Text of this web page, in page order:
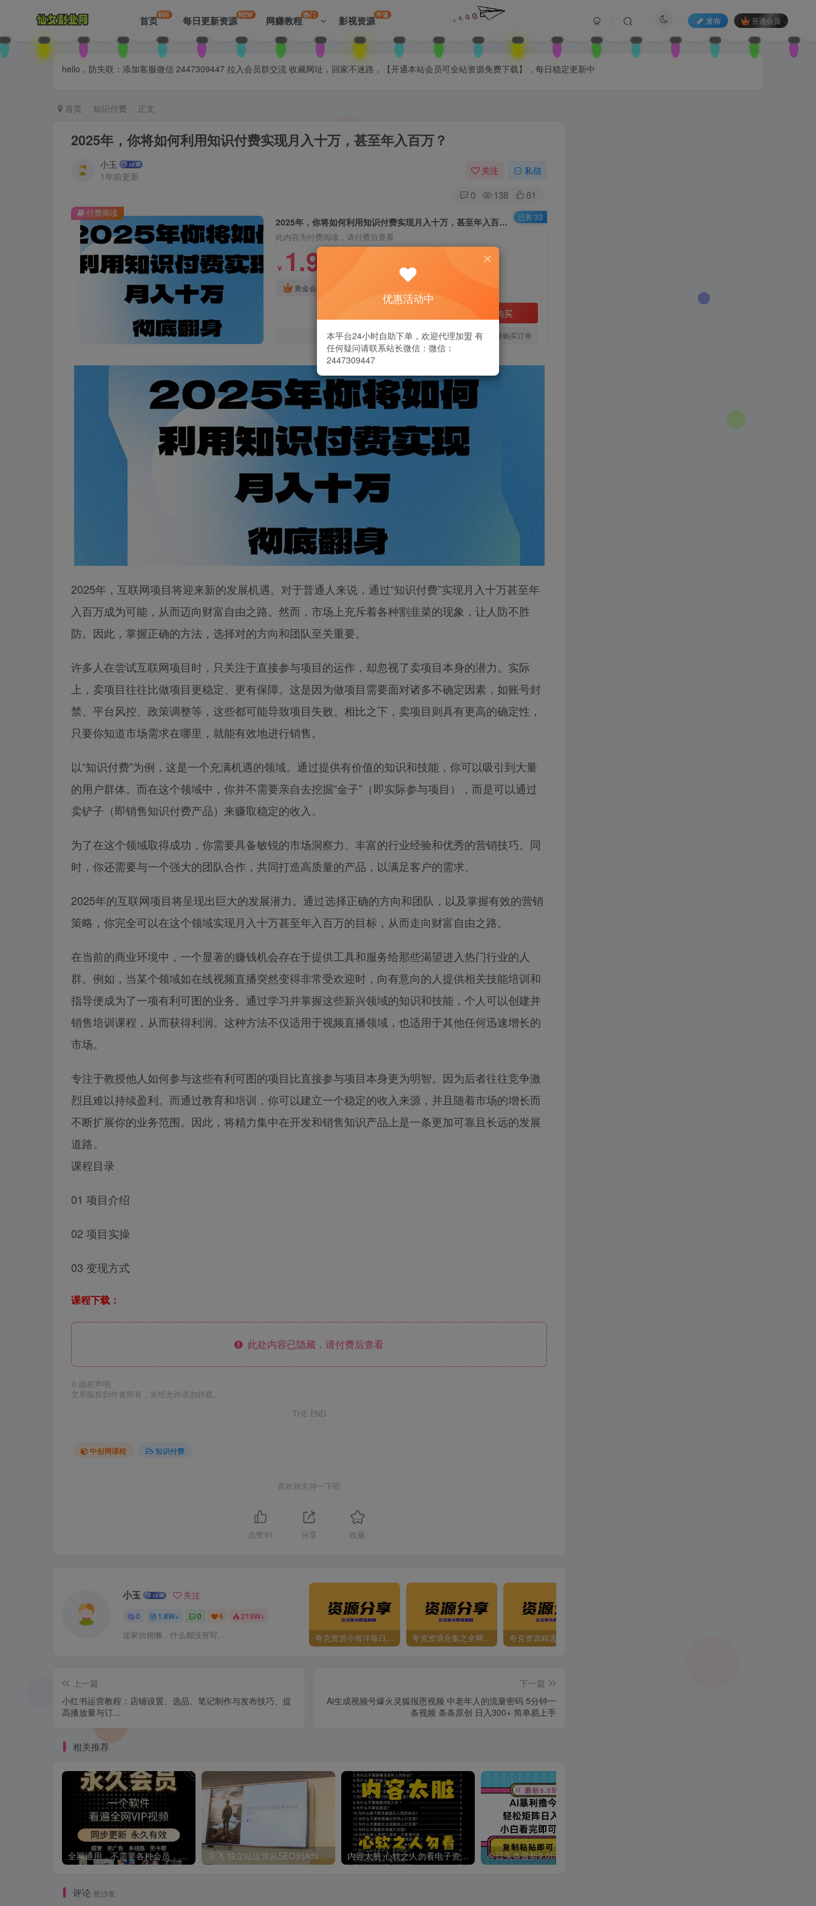
首页666 每日更新资源NEW 网赚教程热门 影视资源牛逼
发布 开通会员
hello，防失联：添加客服微信 2447309447 拉入会员群交流 收藏网址，回家不迷路，【开通本站会员可全站资源免费下载】，每日稳定更新中
首页 知识付费 正文
2025年，你将如何利用知识付费实现月入十万，甚至年入百万？
小玉
1年前更新
关注 私信
0 138 61
2025年，你将如何利用知识付费实现月入十万，甚至年入百万？
此内容为付费阅读，请付费后查看
￥ 1.99
黄金会员
立即购买
您当前未登录！建议登陆后购买，可保存购买订单
付费阅读 已售 33
2025年，互联网项目将迎来新的发展机遇。对于普通人来说，通过“知识付费”实现月入十万甚至年
入百万成为可能，从而迈向财富自由之路。然而，市场上充斥着各种割韭菜的现象，让人防不胜
防。因此，掌握正确的方法，选择对的方向和团队至关重要。
许多人在尝试互联网项目时，只关注于直接参与项目的运作，却忽视了卖项目本身的潜力。实际
上，卖项目往往比做项目更稳定、更有保障。这是因为做项目需要面对诸多不确定因素，如账号封
禁、平台风控、政策调整等，这些都可能导致项目失败。相比之下，卖项目则具有更高的确定性，
只要你知道市场需求在哪里，就能有效地进行销售。
以“知识付费”为例，这是一个充满机遇的领域。通过提供有价值的知识和技能，你可以吸引到大量
的用户群体。而在这个领域中，你并不需要亲自去挖掘“金子”（即实际参与项目），而是可以通过
卖铲子（即销售知识付费产品）来赚取稳定的收入。
为了在这个领域取得成功，你需要具备敏锐的市场洞察力、丰富的行业经验和优秀的营销技巧。同
时，你还需要与一个强大的团队合作，共同打造高质量的产品，以满足客户的需求。
2025年的互联网项目将呈现出巨大的发展潜力。通过选择正确的方向和团队，以及掌握有效的营销
策略，你完全可以在这个领域实现月入十万甚至年入百万的目标，从而走向财富自由之路。
在当前的商业环境中，一个显著的赚钱机会存在于提供工具和服务给那些渴望进入热门行业的人
群。例如，当某个领域如在线视频直播突然变得非常受欢迎时，向有意向的人提供相关技能培训和
指导便成为了一项有利可图的业务。通过学习并掌握这些新兴领域的知识和技能，个人可以创建并
销售培训课程，从而获得利润。这种方法不仅适用于视频直播领域，也适用于其他任何迅速增长的
市场。
专注于教授他人如何参与这些有利可图的项目比直接参与项目本身更为明智。因为后者往往竞争激
烈且难以持续盈利。而通过教育和培训，你可以建立一个稳定的收入来源，并且随着市场的增长而
不断扩展你的业务范围。因此，将精力集中在开发和销售知识产品上是一条更加可靠且长远的发展
道路。
课程目录
01 项目介绍
02 项目实操
03 变现方式
课程下载：
此处内容已隐藏，请付费后查看
© 版权声明
文章版权归作者所有，未经允许请勿转载。
THE END
中创网课程 知识付费
喜欢就支持一下吧
点赞 61 分享 收藏
小玉 关注
0 1.8W+ 0 6 219W+
这家伙很懒，什么都没有写... 夸克资源小海洋每日更新资源大汇总（持续更新） 夸克资源合集之全网影视 夸克资源精选资源
上一篇
小红书运营教程：店铺设置、选品、笔记制作与发布技巧、提
高播放量与订...
下一篇
Ai生成视频号爆火灵狐报恩视频 中老年人的流量密码 5分钟一
条视频 条条原创 日入300+ 简单易上手
相关推荐
全网通用，不需要各种会员，再也不缺电影看！！ 哥飞·独立站运营从SEO到Adsense全方位攻略 内容太脏 心软之人勿看电子资料pdf
评论 抢沙发
优惠活动中
本平台24小时自助下单，欢迎代理加盟 有
任何疑问请联系站长微信：微信：
2447309447